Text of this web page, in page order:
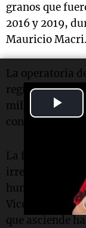
granos que
2016 y 2019,
Mauricio Macri.
La operatoria
registrar y
millonarias
considerados
La fiscalización
irregularidades
humanas que
Vicentin para
que asciende